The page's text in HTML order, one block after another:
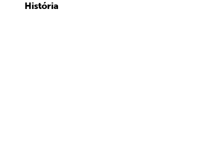
História